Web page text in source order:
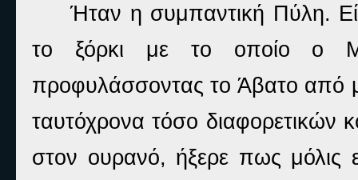
Ήταν η συμπαντική Πύλη.
το ξόρκι με το οποίο ο
προφυλάσσοντας το Άβατο από
ταυτόχρονα τόσο
στον ουρανό, ήξερε πως μόλις